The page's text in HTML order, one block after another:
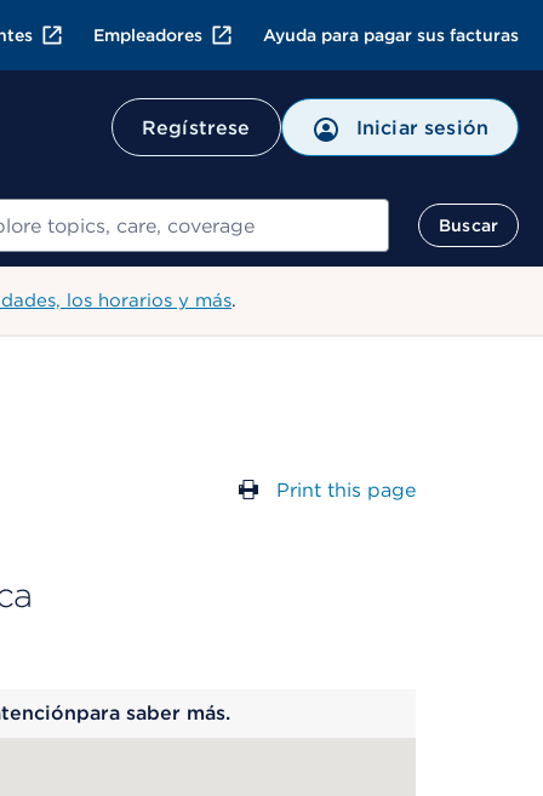
Empleadores Ayuda para pagar sus facturas
Regístrese Iniciar sesión
Buscar
los horarios y más.
Print this page
saber más.